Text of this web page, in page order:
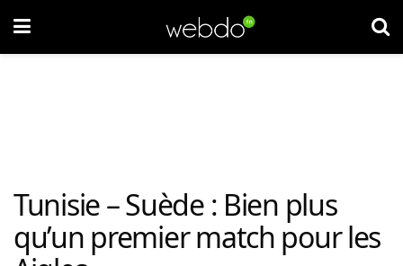
Tunisie – Suède : Bien plus
qu’un premier match pour les